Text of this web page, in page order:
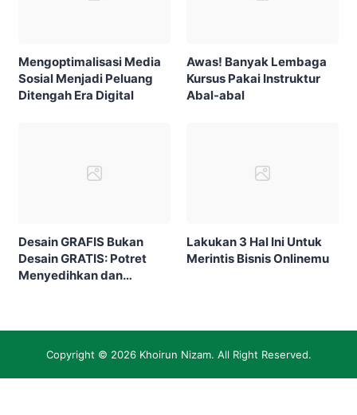
Mengoptimalisasi Media
Sosial Menjadi Peluang
Ditengah Era Digital
Awas! Banyak Lembaga
Kursus Pakai Instruktur
Abal-abal
Desain GRAFIS Bukan
Desain GRATIS: Potret
Menyedihkan dan
Lakukan 3 Hal Ini Untuk
Merintis Bisnis Onlinemu
Copyright © 2026 Khoirun Nizam. All Right Reserved.